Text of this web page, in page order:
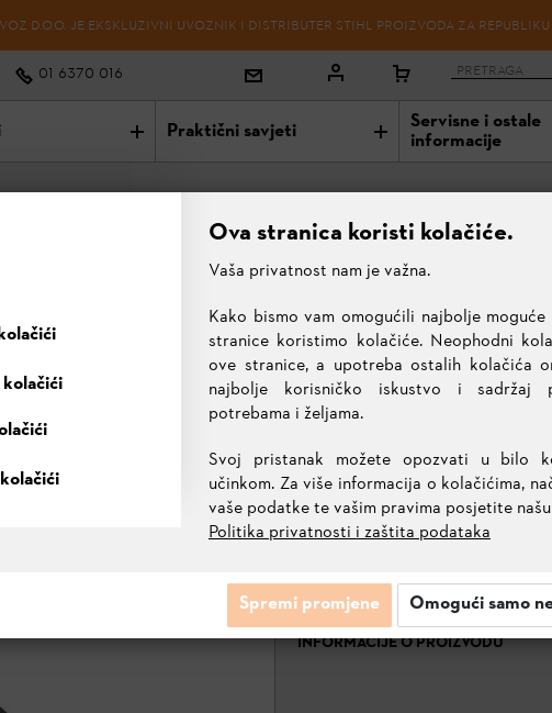
D.O.O. JE EKSKLUZIVNI UVOZNIK I DISTRIBUTER STIHL PROIZVODA ZA REPUBLIKU
01 6370 016
Praktični savjeti Servisne i ostale
informacije
RM 650 T
999,00 €
✔ Besplatna dostava!
ODABRANI PROIZVOD
RM 650 T
INFORMACIJE O PROIZVODU
Ova stranica koristi kolačiće.
Vaša privatnost nam je važna.
Kako bismo vam omogućili najbolje
stranice koristimo kolačiće. Neophodni
ove stranice, a upotreba ostalih kolačića
najbolje korisničko iskustvo i sadržaj
potrebama i željama.
Svoj pristanak možete opozvati u bilo
učinkom. Za više informacija o kolačićima,
vaše podatke te vašim pravima posjetite
Politika privatnosti i zaštita podataka
Spremi promjene Omogući samo